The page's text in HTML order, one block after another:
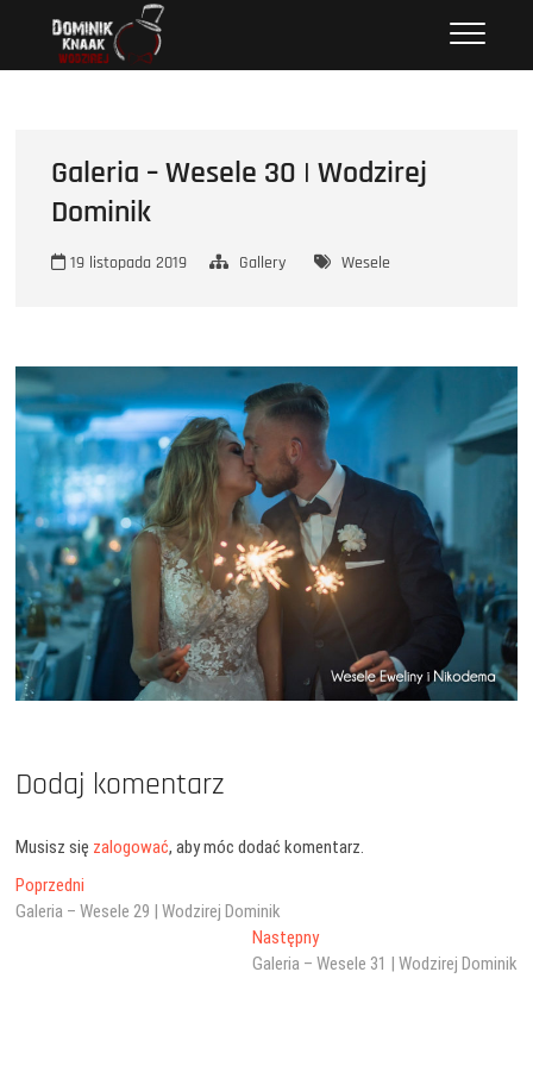
STRONA INTERNETOWA WODZIREJA DOMINIKA.
Galeria – Wesele 30 | Wodzirej
Dominik
19 listopada 2019 Gallery Wesele
Dodaj komentarz
Musisz się zalogować, aby móc dodać komentarz.
Nawigacja
wpisu
Poprzedni
wpis:
Galeria – Wesele 29 | Wodzirej Dominik
NastępnyNastępny
wpis:
Galeria – Wesele 31 | Wodzirej Dominik